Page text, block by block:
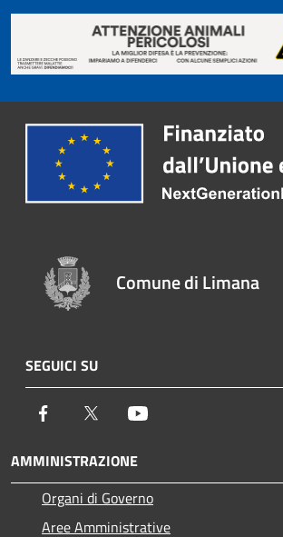
Comune di Limana
SEGUICI SU
Facebook Twitter
AMMINISTRAZIONE
Organi di Governo
Aree Amministrative